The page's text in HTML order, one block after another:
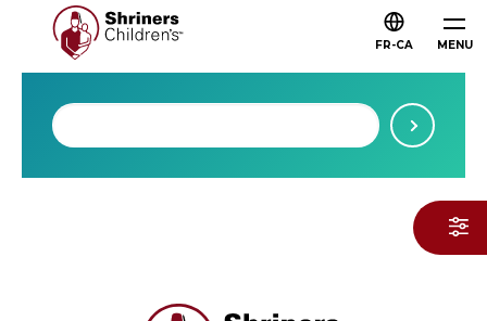
MENU
FR-CA